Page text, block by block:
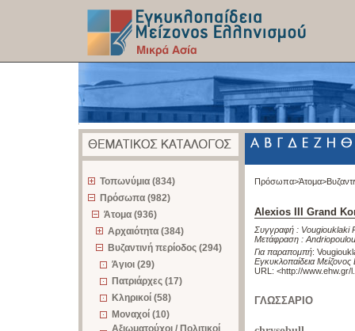
Τοπωνύμια (834)
Πρόσωπα (982)
Άτομα (936)
Αρχαιότητα (384)
Βυζαντινή περίοδος (294)
Άγιοι (29)
Πατριάρχες (17)
Κληρικοί (58)
Μοναχοί (10)
Αξιωματούχοι / Πολιτικοί
Πρόσωπα>Άτομα>
Alexios III Grand
Συγγραφή : Vougiouklaki
Μετάφραση :
Για παραπομπή:
Εγκυκλοπαίδεια
URL: <http://www.ehw.gr/
ΓΛΩΣΣΑΡΙΟ